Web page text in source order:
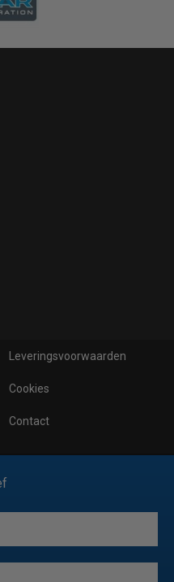
Leveringsvoorwaarden
Cookies
Contact